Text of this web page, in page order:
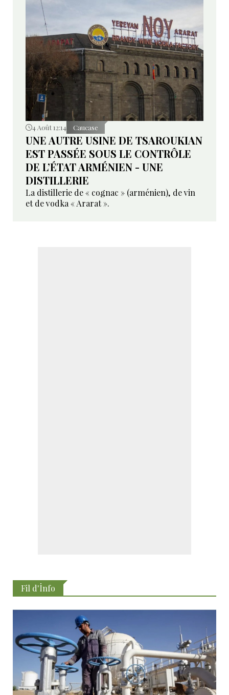
4 Août 12:14 Caucase
UNE AUTRE USINE DE TSAROUKIAN
EST PASSÉE SOUS LE CONTRÔLE
DE L’ÉTAT ARMÉNIEN - UNE
DISTILLERIE
La distillerie de « cognac » (arménien), de vin
et de vodka « Ararat ».
Fil d'İnfo